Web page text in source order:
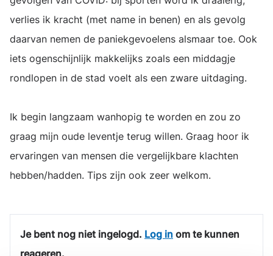
verlies ik kracht (met name in benen) en als gevolg
daarvan nemen de paniekgevoelens alsmaar toe. Ook
iets ogenschijnlijk makkelijks zoals een middagje
rondlopen in de stad voelt als een zware uitdaging.
Ik begin langzaam wanhopig te worden en zou zo
graag mijn oude leventje terug willen. Graag hoor ik
ervaringen van mensen die vergelijkbare klachten
hebben/hadden. Tips zijn ook zeer welkom.
Je bent nog niet ingelogd. Log in om te kunnen
reageren.